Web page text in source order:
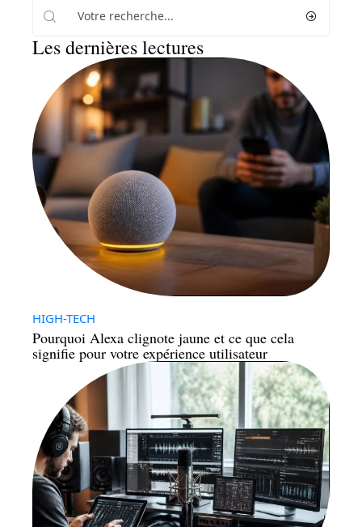
Les dernières lectures
HIGH-TECH
Pourquoi Alexa clignote jaune et ce que cela
signifie pour votre expérience utilisateur